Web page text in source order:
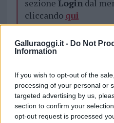
Galluraoggi.it - Do Not
Information
If you wish to opt-out of the
processing of your personal or
targeted advertising by us,
section to confirm your
opt-out request is processed
sezione Logindal
cliccando qui
TEMI:
Carabinieri La
Inviaci le
i tuoi
Su